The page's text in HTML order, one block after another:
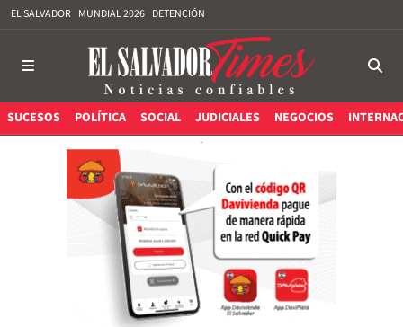
EL SALVADOR MUNDIAL 2026 DETENCIÓN
SUCESOS POLÍTICA SOCIAL JUDICIALES NEGOCIOS